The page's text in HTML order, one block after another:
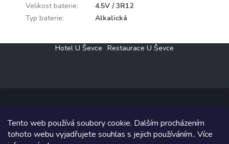
Tento web používá soubory cookie. Dalším procházením
tohoto webu vyjadřujete souhlas s jejich používáním.. Více
Velikost baterie:
4.5V / 3R12
Typ baterie: Alkalická
Hotel U Ševce Restaurace U Ševce
Copyright 2026Elektro Klesný s.r.o.. Všechna práva vyhrazena.